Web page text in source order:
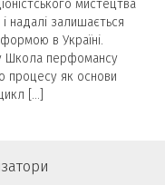
мистецтва
надалі залишається
в Україні.
Школа перфомансу
процесу як основи
[…]